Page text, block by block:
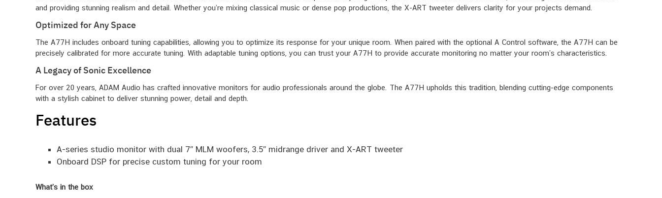
and providing stunning realism and detail. Whether you’re mixing classical music or dense pop productions, the X-ART tweeter delivers clarity for your projects demand.
Optimized for Any Space
The A77H includes onboard tuning capabilities, allowing you to optimize its response for your unique room. When paired with the optional A Control software, the A77H can be
precisely calibrated for more accurate tuning. With adaptable tuning options, you can trust your A77H to provide accurate monitoring no matter your room’s characteristics.
A Legacy of Sonic Excellence
For over 20 years, ADAM Audio has crafted innovative monitors for audio professionals around the globe. The A77H upholds this tradition, blending cutting-edge components
with a stylish cabinet to deliver stunning power, detail and depth.
Features
A-series studio monitor with dual 7″ MLM woofers, 3.5″ midrange driver and X-ART tweeter
Onboard DSP for precise custom tuning for your room
What’s in the box